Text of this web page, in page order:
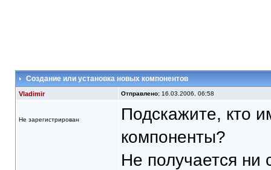
Создание или установка новых компонентов
Vladimir Отправлено:16.03.2006, 06:58
Не зарегистрирован
Подскажите, кто
компоненты?
Не получается ни